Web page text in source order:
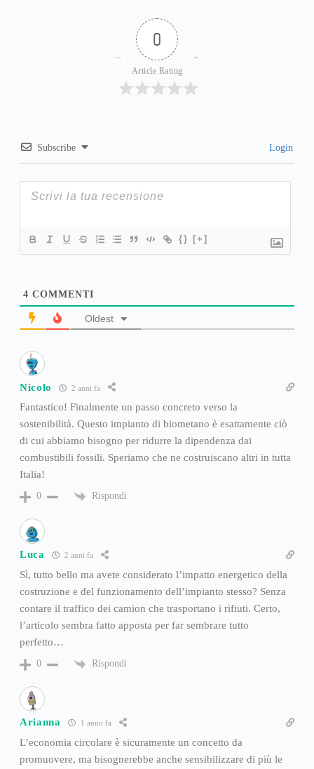
0
Article Rating
Subscribe Login
{} [+]
4 COMMENTI
Oldest
Nicolo 2 anni fa
Fantastico! Finalmente un passo concreto verso la
sostenibilità. Questo impianto di biometano è esattamente ciò
di cui abbiamo bisogno per ridurre la dipendenza dai
combustibili fossili. Speriamo che ne costruiscano altri in tutta
Italia!
0 Rispondi
Luca 2 anni fa
Sì, tutto bello ma avete considerato l’impatto energetico della
costruzione e del funzionamento dell’impianto stesso? Senza
contare il traffico dei camion che trasportano i rifiuti. Certo,
l’articolo sembra fatto apposta per far sembrare tutto
perfetto…
0 Rispondi
Arianna 1 anno fa
L’economia circolare è sicuramente un concetto da
promuovere, ma bisognerebbe anche sensibilizzare di più le